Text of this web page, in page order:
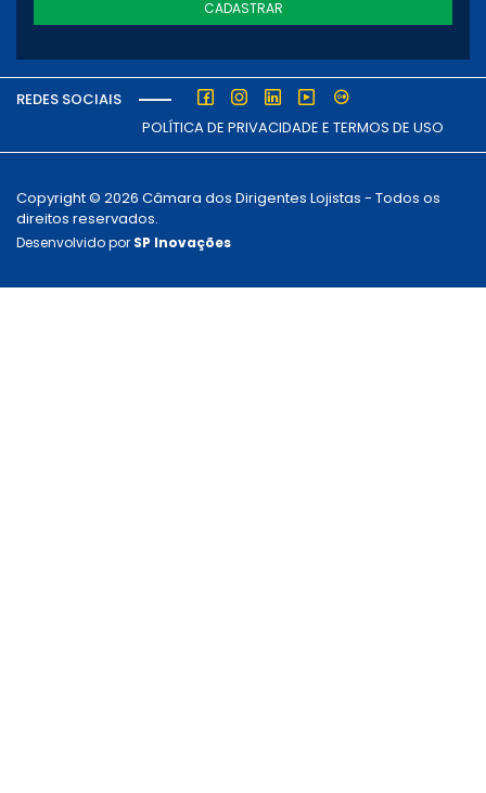
CADASTRAR
REDES SOCIAIS
POLÍTICA DE PRIVACIDADE E TERMOS DE USO
Copyright © 2026 Câmara dos Dirigentes Lojistas - Todos os
direitos reservados.
Desenvolvido por SP Inovações